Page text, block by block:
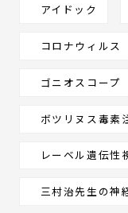
今
ク
大阪
川口
アイドック
コロナウィルス
ゴニオスコープ
ボツリヌス毒素
レーベル遺伝性
三村治先生の神